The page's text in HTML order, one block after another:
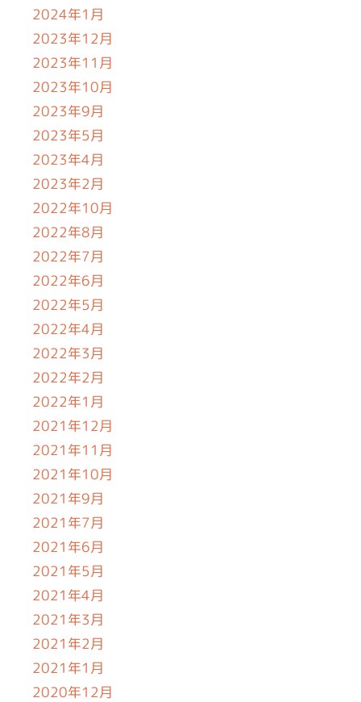
2024年1月
2023年12月
2023年11月
2023年10月
2023年9月
2023年5月
2023年4月
2023年2月
2022年10月
2022年8月
2022年7月
2022年6月
2022年5月
2022年4月
2022年3月
2022年2月
2022年1月
2021年12月
2021年11月
2021年10月
2021年9月
2021年7月
2021年6月
2021年5月
2021年4月
2021年3月
2021年2月
2021年1月
2020年12月